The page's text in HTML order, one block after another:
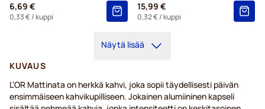
6,69 €
0,33 €/ kuppi
15,99 €
0,32 €/ kuppi
Näytä lisää
KUVAUS
L'OR Mattinata on herkkä kahvi, joka sopii täydellisesti päivän
ensimmäiseen kahvikupilliseen. Jokainen alumiininen kapseli